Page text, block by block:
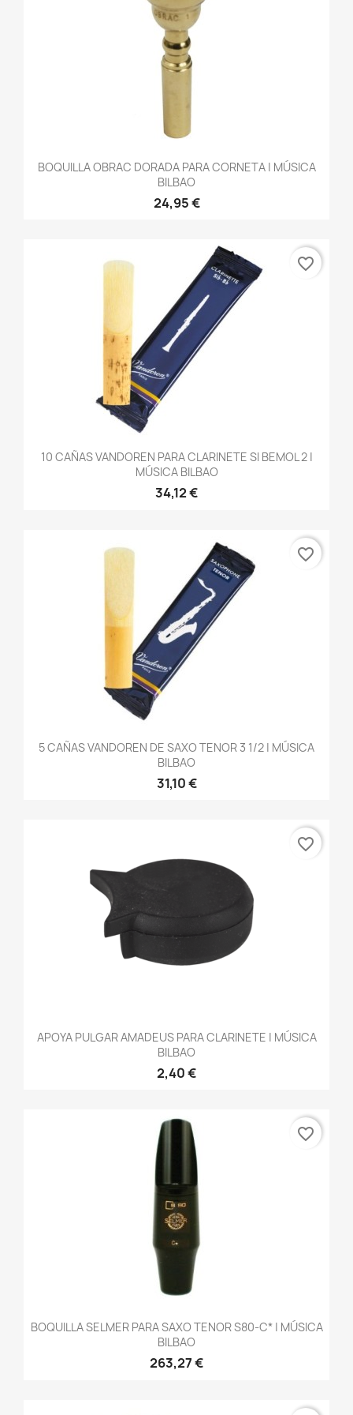
BOQUILLA OBRAC DORADA PARA CORNETA | MÚSICA
BILBAO
24,95 €
10 CAÑAS VANDOREN PARA CLARINETE SI BEMOL 2 |
MÚSICA BILBAO
34,12 €
favorite_border
5 CAÑAS VANDOREN DE SAXO TENOR 3 1/2 | MÚSICA
BILBAO
31,10 €
favorite_border
APOYA PULGAR AMADEUS PARA CLARINETE | MÚSICA
BILBAO
2,40 €
favorite_border
BOQUILLA SELMER PARA SAXO TENOR S80-C* | MÚSICA
BILBAO
263,27 €
favorite_border